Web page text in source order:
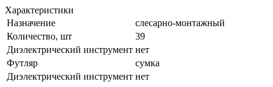
Характеристики
Назначение
слесарно-монтажный
Количество, шт
39
Диэлектрический инструмент нет
Футляр
сумка
Диэлектрический инструмент нет